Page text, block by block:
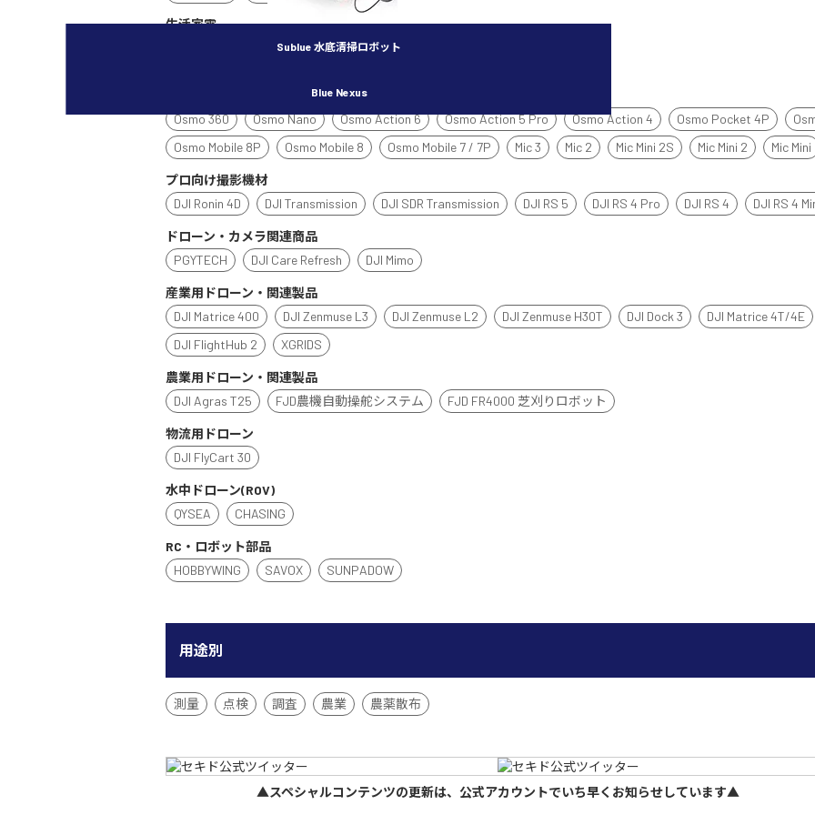
Sublue 水底清掃ロボット
Blue Nexus
生活家電
ROMO
Osmo 360
Osmo Nano Osmo Action 6 Osmo Action 5 Pro Osmo Action 4 Osmo Pocket 4P
Osmo Mobile 8P
Osmo Mobile 8 Osmo Mobile 7 / 7P Mic 3 Mic 2 Mic Mini 2S Mic Mini 2 Mic Mini
プロ向け撮影機材
DJI Ronin 4D
DJI Transmission DJI SDR Transmission DJI RS 5 DJI RS 4 Pro DJI RS 4 DJI RS 4
ドローン・カメラ関連商品
PGYTECH
DJI Care Refresh DJI Mimo
産業用ドローン・関連製品
DJI Matrice 400
DJI Zenmuse L3 DJI Zenmuse L2 DJI Zenmuse H30T DJI Dock 3 DJI Matrice 4T/4E
DJI FlightHub 2
XGRIDS
農業用ドローン・関連製品
DJI Agras T25
FJD農機自動操舵システム FJD FR4000 芝刈りロボット
物流用ドローン
DJI FlyCart 30
水中ドローン(ROV)
QYSEA
CHASING
RC・ロボット部品
HOBBYWING
SAVOX SUNPADOW
用途別
測量 点検 調査 農業 農薬散布
▲スペシャルコンテンツの更新は、公式アカウントでいち早くお知らせしています▲